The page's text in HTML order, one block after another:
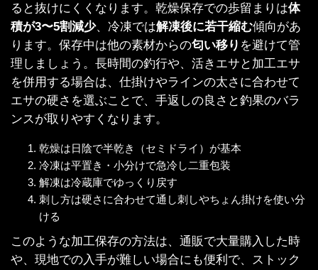
ると抜けにくくなります。乾燥保存での歩留まりは体
積が3〜5割減少、冷凍では解凍後に若干縮む傾向があ
ります。保存中は他の素材からの匂い移り を避けて管
理しましょう。長時間の釣行や、活きエサと加工エサ
を併用する場合は、仕掛けやラインの太さに合わせて
エサの硬さを選ぶことで、手返しの良さと釣果のバラ
ンスが取りやすくなります。
乾燥は日陰で半乾き（セミドライ）が基本
冷凍は平置き・小分けで急冷し二重包装
解凍は冷蔵庫でゆっくり戻す
刺し方は硬さに合わせて通し刺しやちょん掛けを使い分
ける
このような加工保存の方法は、通販で大量購入した時
や、現地での入手が難しい場合にも便利で、ストック